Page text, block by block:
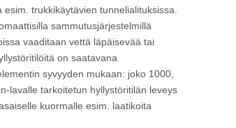
trukkikäytävien tunnelialituksissa.
sammutusjärjestelmillä
vaaditaan vettä läpäisevää tai
on saatavana
syvyyden mukaan: joko 1000,
lavalle tarkoitetun hyllystöritilän leveys
kuormalle esim. laatikoita